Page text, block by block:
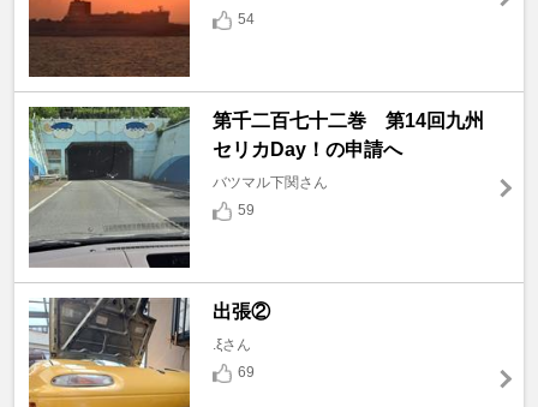
54
第千二百七十二巻 第14回九州
セリカDay！の申請へ
バツマル下関さん
59
出張②
.ξさん
69